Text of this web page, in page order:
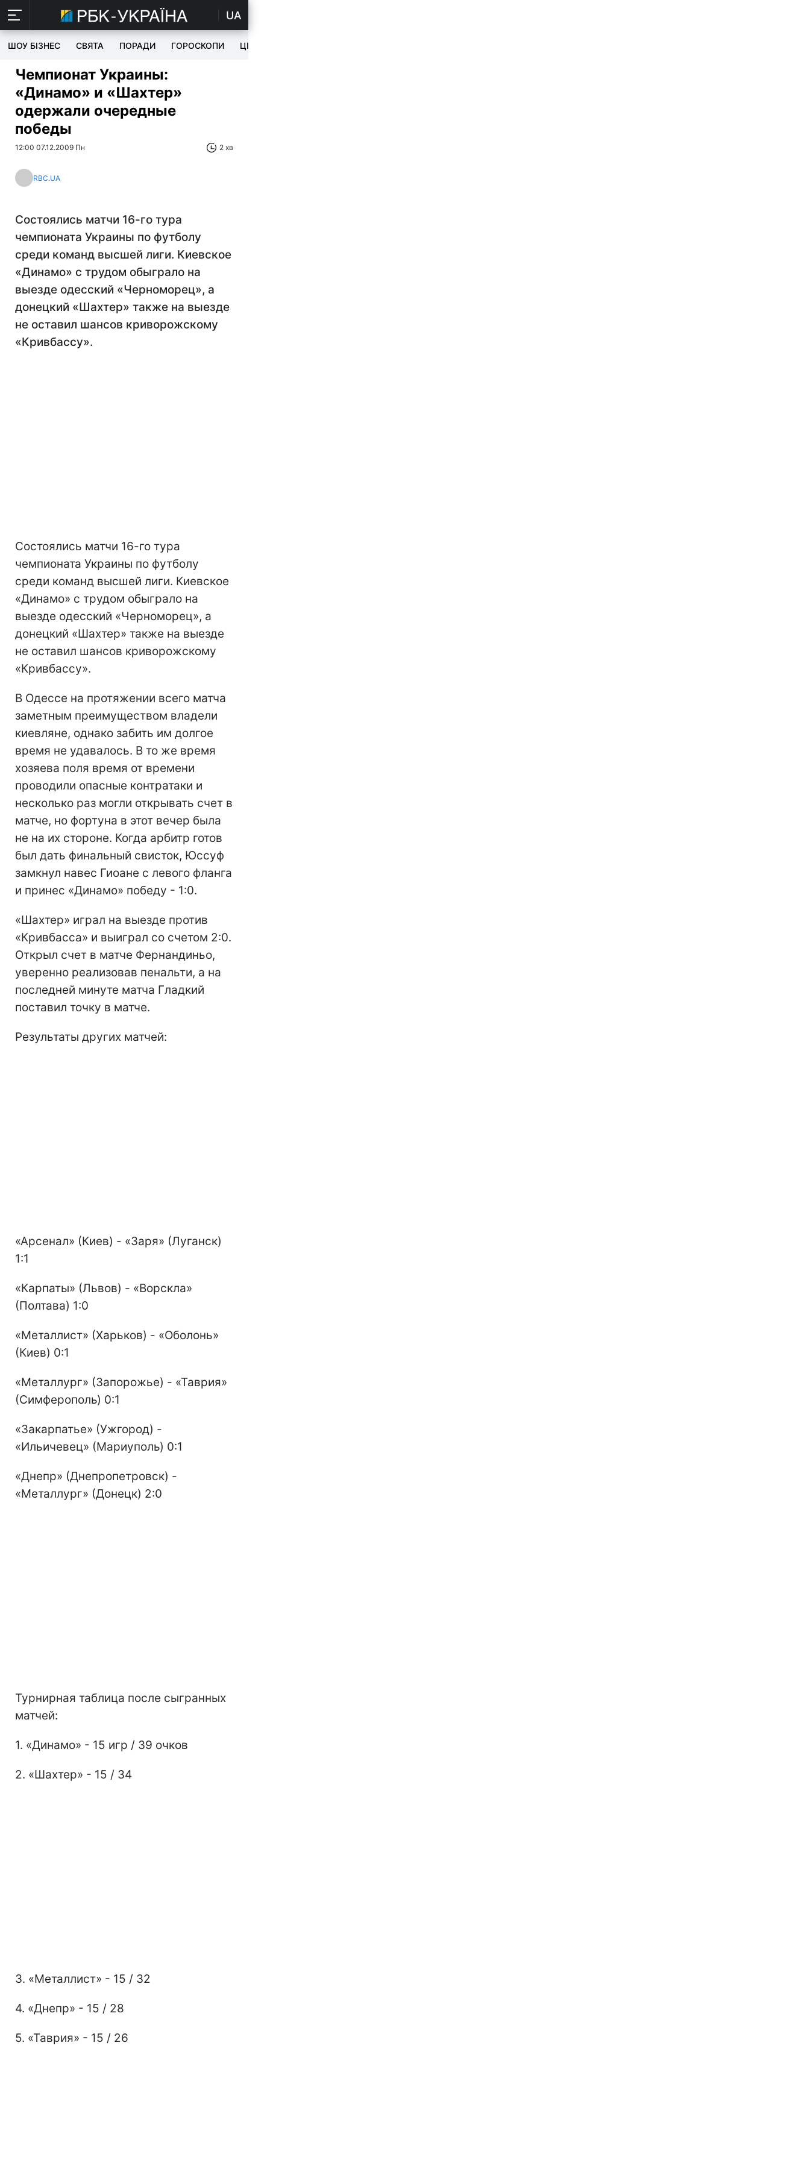
UA
ШОУ БІЗНЕС СВЯТА ПОРАДИ ГОРОСКОПИ ЦІКАВЕ
Чемпионат Украины:
«Динамо» и «Шахтер»
одержали очередные
победы
12:00 07.12.2009 Пн 2 хв
RBC.UA
Состоялись матчи 16-го тура
чемпионата Украины по футболу
среди команд высшей лиги. Киевское
«Динамо» с трудом обыграло на
выезде одесский «Черноморец», а
донецкий «Шахтер» также на выезде
не оставил шансов криворожскому
«Кривбассу».
Состоялись матчи 16-го тура
чемпионата Украины по футболу
среди команд высшей лиги. Киевское
«Динамо» с трудом обыграло на
выезде одесский «Черноморец», а
донецкий «Шахтер» также на выезде
не оставил шансов криворожскому
«Кривбассу».
В Одессе на протяжении всего матча
заметным преимуществом владели
киевляне, однако забить им долгое
время не удавалось. В то же время
хозяева поля время от времени
проводили опасные контратаки и
несколько раз могли открывать счет в
матче, но фортуна в этот вечер была
не на их стороне. Когда арбитр готов
был дать финальный свисток, Юссуф
замкнул навес Гиоане с левого фланга
и принес «Динамо» победу - 1:0.
«Шахтер» играл на выезде против
«Кривбасса» и выиграл со счетом 2:0.
Открыл счет в матче Фернандиньо,
уверенно реализовав пенальти, а на
последней минуте матча Гладкий
поставил точку в матче.
Результаты других матчей:
«Арсенал» (Киев) - «Заря» (Луганск)
1:1
«Карпаты» (Львов) - «Ворскла»
(Полтава) 1:0
«Металлист» (Харьков) - «Оболонь»
(Киев) 0:1
«Металлург» (Запорожье) - «Таврия»
(Симферополь) 0:1
«Закарпатье» (Ужгород) -
«Ильичевец» (Мариуполь) 0:1
«Днепр» (Днепропетровск) -
«Металлург» (Донецк) 2:0
Турнирная таблица после сыгранных
матчей:
1. «Динамо» - 15 игр / 39 очков
2. «Шахтер» - 15 / 34
3. «Металлист» - 15 / 32
4. «Днепр» - 15 / 28
5. «Таврия» - 15 / 26